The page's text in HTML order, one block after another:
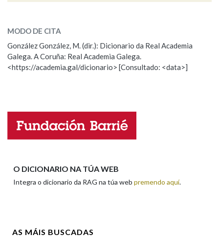
Marcas gramaticais
LIMPAR
ESCOLLE UNHA OPCIÓN:
Observación Hai un erro na palabra
Propoño mellorar a definición
Nome
MODO DE CITA
González González, M. (dir.): Dicionario da Real Academia
Galega. A Coruña: Real Academia Galega.
<https://academia.gal/dicionario> [Consultado: <data>]
O DICIONARIO NA TÚA WEB
Integra o dicionario da RAG na túa web premendo aquí.
AS MÁIS BUSCADAS